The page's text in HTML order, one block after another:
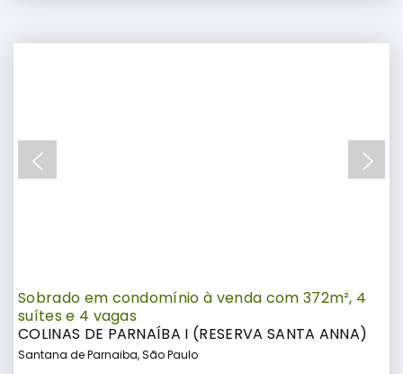
Sobrado em condomínio à venda com 372m², 4
suítes e 4 vagas
COLINAS DE PARNAÍBA I (RESERVA SANTA ANNA)
Santana de Parnaiba, São Paulo